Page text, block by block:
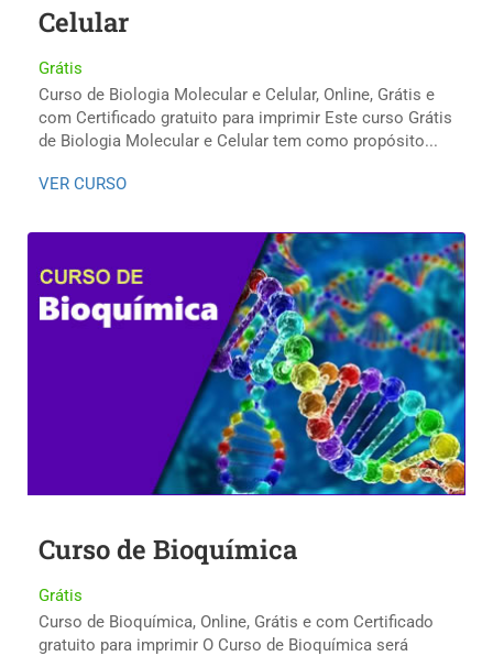
Celular
Grátis
Curso de Biologia Molecular e Celular, Online, Grátis e
com Certificado gratuito para imprimir Este curso Grátis
de Biologia Molecular e Celular tem como propósito...
VER CURSO
Curso de Bioquímica
Grátis
Curso de Bioquímica, Online, Grátis e com Certificado
gratuito para imprimir O Curso de Bioquímica será